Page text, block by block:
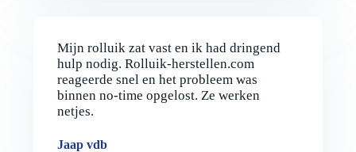
Mijn rolluik zat vast en ik had dringend
hulp nodig. Rolluik-herstellen.com
reageerde snel en het probleem was
binnen no-time opgelost. Ze werken
netjes.
Jaap vdb